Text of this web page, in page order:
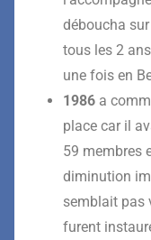
déboucha
tous les 2
une fois en
1986 a
place car il
59 membres
diminution
semblait pas
furent